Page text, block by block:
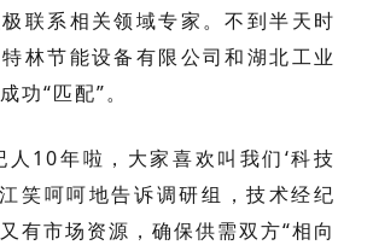
联系相关领域专家。不到半天时
林节能设备有限公司和湖北工业
功“匹配”。
人10年啦，大家喜欢叫我们‘科技
笑呵呵地告诉调研组，技术经纪
有市场资源，确保供需双方“相向